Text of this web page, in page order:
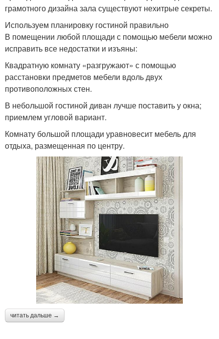
грамотного дизайна зала существуют нехитрые секреты.
Используем планировку гостиной правильно
В помещении любой площади с помощью мебели можно
исправить все недостатки и изъяны:
Квадратную комнату «разгружают» с помощью
расстановки предметов мебели вдоль двух
противоположных стен.
В небольшой гостиной диван лучше поставить у окна;
приемлем угловой вариант.
Комнату большой площади уравновесит мебель для
отдыха, размещенная по центру.
читать дальше →